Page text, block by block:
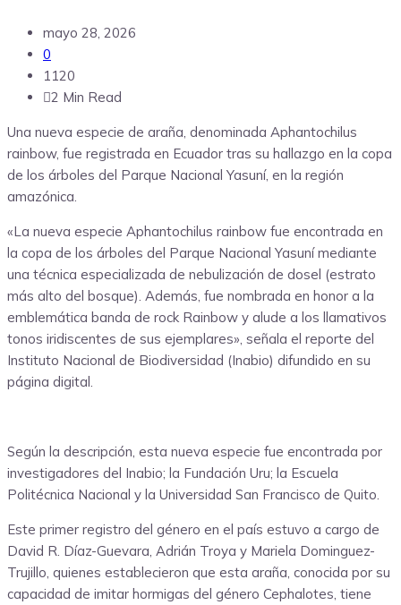
mayo 28, 2026
0
1120
2 Min Read
Una nueva especie de araña, denominada Aphantochilus
rainbow, fue registrada en Ecuador tras su hallazgo en la copa
de los árboles del Parque Nacional Yasuní, en la región
amazónica.
«La nueva especie Aphantochilus rainbow fue encontrada en
la copa de los árboles del Parque Nacional Yasuní mediante
una técnica especializada de nebulización de dosel (estrato
más alto del bosque). Además, fue nombrada en honor a la
emblemática banda de rock Rainbow y alude a los llamativos
tonos iridiscentes de sus ejemplares», señala el reporte del
Instituto Nacional de Biodiversidad (Inabio) difundido en su
página digital.
Según la descripción, esta nueva especie fue encontrada por
investigadores del Inabio; la Fundación Uru; la Escuela
Politécnica Nacional y la Universidad San Francisco de Quito.
Este primer registro del género en el país estuvo a cargo de
David R. Díaz-Guevara, Adrián Troya y Mariela Dominguez-
Trujillo, quienes establecieron que esta araña, conocida por su
capacidad de imitar hormigas del género Cephalotes, tiene